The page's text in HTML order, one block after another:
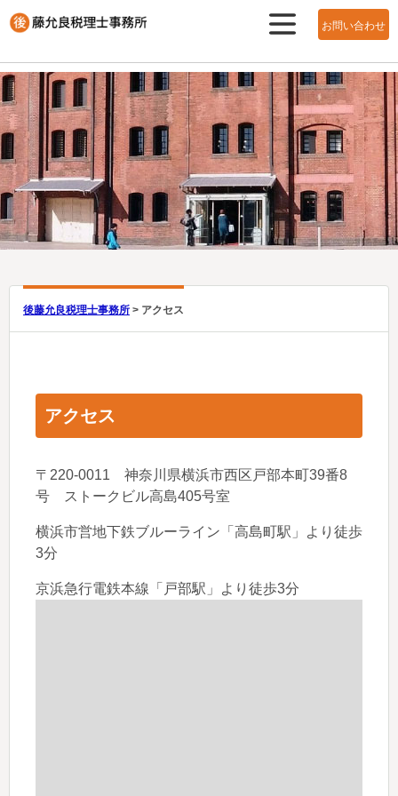
お問い合わせ
後藤允良税理士事務所 > アクセス
アクセス
〒220-0011 神奈川県横浜市西区戸部本町39番8
号 ストークビル高島405号室
横浜市営地下鉄ブルーライン「高島町駅」より徒歩
3分
京浜急行電鉄本線「戸部駅」より徒歩3分